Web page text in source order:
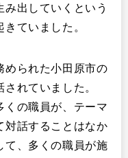
出していくという
ていました。
められた小田原市の
れていました。
くの職員が、テーマ
対話することはなか
て、多くの職員が施